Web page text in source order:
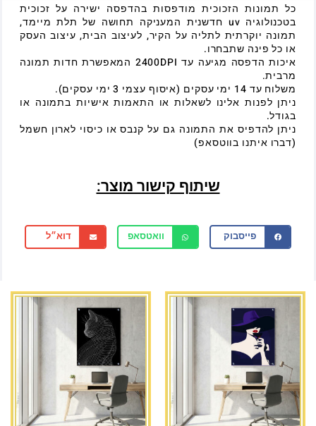
כל תמונות הזכוכית מודפסות בהדפסה ישירה על זכוכית
בטכנולוגיה uv חדשנית המעניקה תחושה של תלת מיימד,
תמונה יוקרתית לתליה על הקיר, לעיצוב הבית, עיצוב העסק
או כל פינה שתבחרו.
איכות הדפסה מגיעה עד 2400DPI המאפשרת חדות תמונה
מרבית.
משלוח עד 14 ימי עסקים (איסוף עצמי 3 ימי עסקים).
ניתן לפנות אלינו לשאלות או התאמות אישיות בתמונה או
בגודל.
ניתן להדפיס את התמונה גם על קנבס או כיסוי לארון חשמל
(דברו איתנו בווטסאפ)
שיתוף קישור מוצר:
פייסבוק וואטסאפ דוא״ל